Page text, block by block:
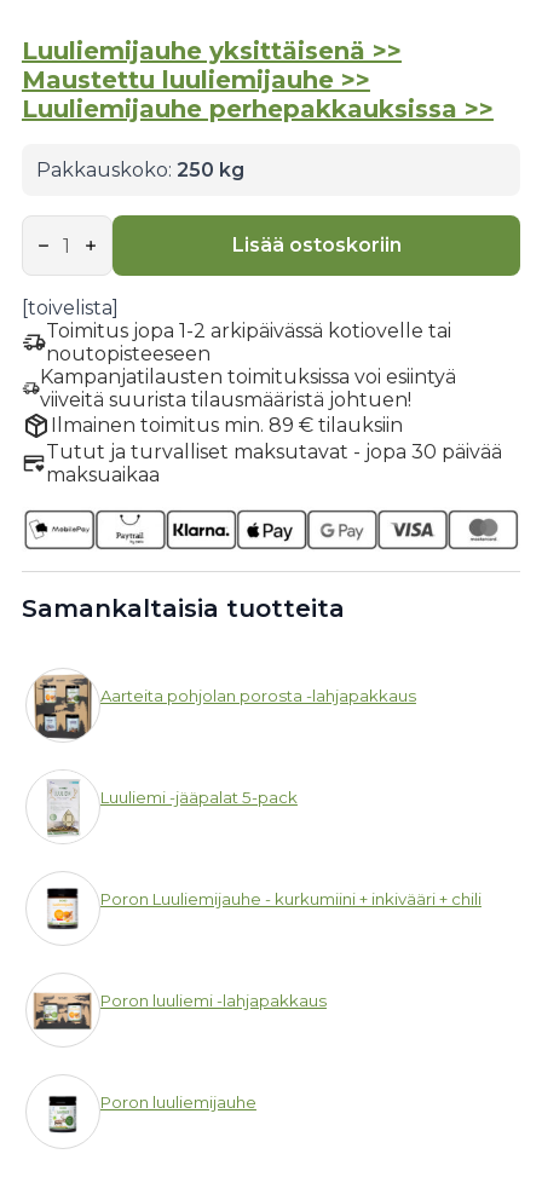
Luuliemijauhe yksittäisenä >>
Maustettu luuliemijauhe >>
Luuliemijauhe perhepakkauksissa >>
Pakkauskoko: 250 kg
Poron
luuliemijauhe
Heimopäällikönpakkaus
-
250
kg
määrä
Lisää ostoskoriin
[toivelista]
Toimitus jopa 1-2 arkipäivässä kotiovelle tai
noutopisteeseen
Kampanjatilausten toimituksissa voi esiintyä
viiveitä suurista tilausmääristä johtuen!
Ilmainen toimitus min. 89 € tilauksiin
Tutut ja turvalliset maksutavat - jopa 30 päivää
maksuaikaa
Samankaltaisia tuotteita
Aarteita pohjolan porosta -lahjapakkaus
Luuliemi -jääpalat 5-pack
Poron Luuliemijauhe - kurkumiini + inkivääri + chili
Poron luuliemi -lahjapakkaus
Poron luuliemijauhe